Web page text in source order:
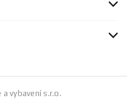
vybavení s.r.o.